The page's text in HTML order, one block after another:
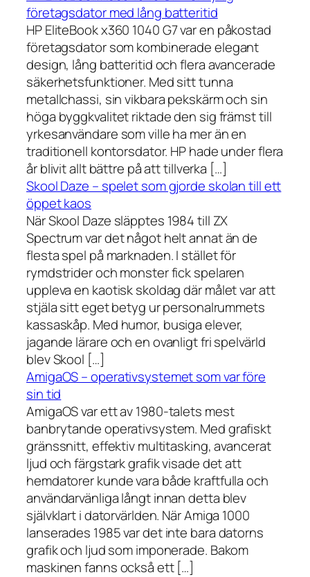
företagsdator med lång batteritid
HP EliteBook x360 1040 G7 var en påkostad
företagsdator som kombinerade elegant
design, lång batteritid och flera avancerade
säkerhetsfunktioner. Med sitt tunna
metallchassi, sin vikbara pekskärm och sin
höga byggkvalitet riktade den sig främst till
yrkesanvändare som ville ha mer än en
traditionell kontorsdator. HP hade under flera
år blivit allt bättre på att tillverka […]
Skool Daze – spelet som gjorde skolan till ett
öppet kaos
När Skool Daze släpptes 1984 till ZX
Spectrum var det något helt annat än de
flesta spel på marknaden. I stället för
rymdstrider och monster fick spelaren
uppleva en kaotisk skoldag där målet var att
stjäla sitt eget betyg ur personalrummets
kassaskåp. Med humor, busiga elever,
jagande lärare och en ovanligt fri spelvärld
blev Skool […]
AmigaOS – operativsystemet som var före
sin tid
AmigaOS var ett av 1980-talets mest
banbrytande operativsystem. Med grafiskt
gränssnitt, effektiv multitasking, avancerat
ljud och färgstark grafik visade det att
hemdatorer kunde vara både kraftfulla och
användarvänliga långt innan detta blev
självklart i datorvärlden. När Amiga 1000
lanserades 1985 var det inte bara datorns
grafik och ljud som imponerade. Bakom
maskinen fanns också ett […]